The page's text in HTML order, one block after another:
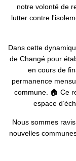
notre volonté de
lutter contre
Dans cette
de Changé pour
en cours de
permanence
commune. 🏠 Ce
espace
Nous sommes
nouvelles